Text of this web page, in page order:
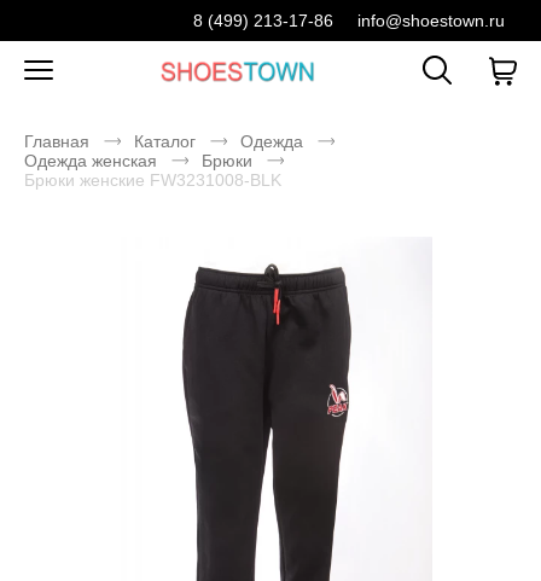
8 (499) 213-17-86 info@shoestown.ru
Главная Каталог
Одежда
Одежда женская
Брюки
Брюки женские FW3231008-BLK